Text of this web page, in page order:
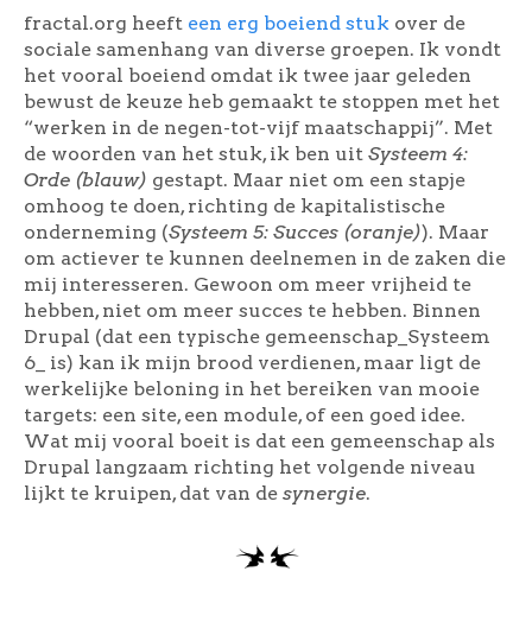
fractal.org heeft een erg boeiend stuk over de
sociale samenhang van diverse groepen. Ik vondt
het vooral boeiend omdat ik twee jaar geleden
bewust de keuze heb gemaakt te stoppen met het
“werken in de negen-tot-vijf maatschappij”. Met
de woorden van het stuk, ik ben uit Systeem 4:
Orde (blauw) gestapt. Maar niet om een stapje
omhoog te doen, richting de kapitalistische
onderneming (Systeem 5: Succes (oranje)). Maar
om actiever te kunnen deelnemen in de zaken die
mij interesseren. Gewoon om meer vrijheid te
hebben, niet om meer succes te hebben. Binnen
Drupal (dat een typische gemeenschap_Systeem
6_ is) kan ik mijn brood verdienen, maar ligt de
werkelijke beloning in het bereiken van mooie
targets: een site, een module, of een goed idee.
Wat mij vooral boeit is dat een gemeenschap als
Drupal langzaam richting het volgende niveau
lijkt te kruipen, dat van de synergie.